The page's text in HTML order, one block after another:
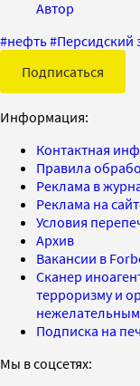
Автор
#нефть#Персидский
Подписаться
Информация:
Контактная
Правила
Реклама в
Реклама на
Условия
Архив
Вакансии в
Сканер
терроризму и
Подписка на
Мы в соцсетях: